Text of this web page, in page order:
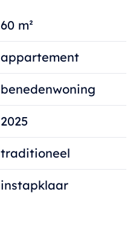
60 m²
appartement
benedenwoning
2025
traditioneel
instapklaar